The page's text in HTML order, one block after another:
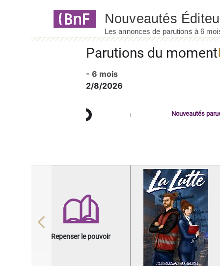
Parutions du moment
- 6 mois
2/8/2026
Nouveautés
Repenser le pouvoir
Previous